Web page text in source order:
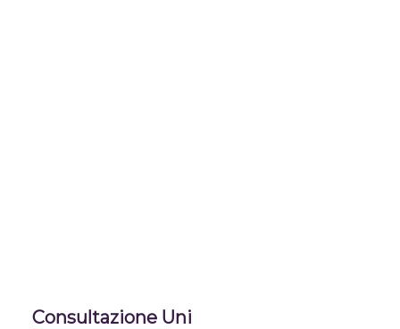
Consultazione Uni